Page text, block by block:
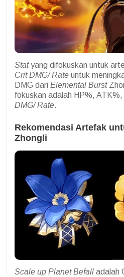
Statyang difokuskan untuk
Crit DMG/ Rate untuk
DMG dari Elemental Burst
fokuskan adalah HP%,
DMG/ Rate.
Rekomendasi Artefak
Zhongli
Scale up Planet Befall adalah